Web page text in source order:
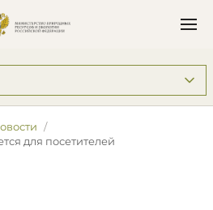
для посетителей